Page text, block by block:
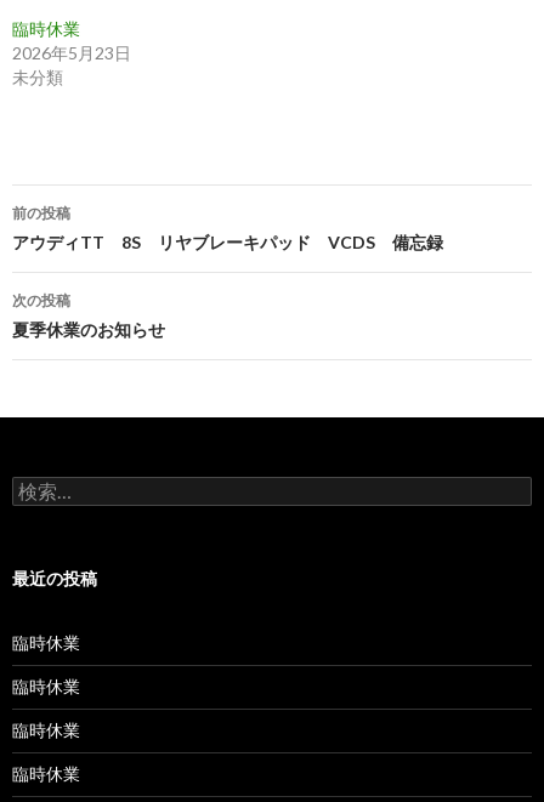
臨時休業
2026年5月23日
未分類
投
稿
ナ
ビ
ー
ョ
前の投稿
アウディTT 8S リヤブレーキパッド VCDS 備忘録
次の投稿
夏季休業のお知らせ
検
索:
最近の投稿
臨時休業
臨時休業
臨時休業
臨時休業